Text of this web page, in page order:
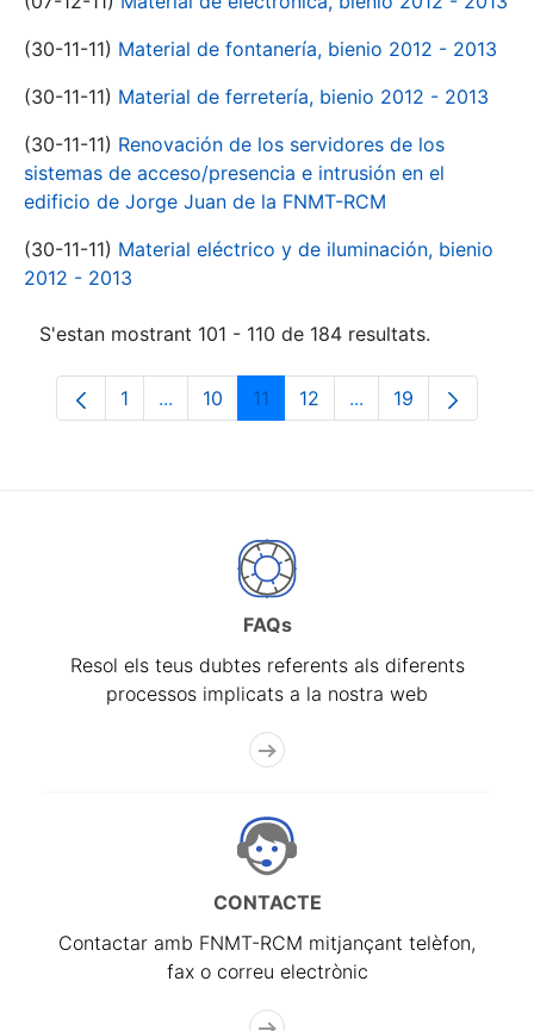
(30-11-11) Material de fontanería, bienio 2012 - 2013
(30-11-11) Material de ferretería, bienio 2012 - 2013
(30-11-11) Renovación de los servidores de los
sistemas de acceso/presencia e intrusión en el
edificio de Jorge Juan de la FNMT-RCM
(30-11-11) Material eléctrico y de iluminación, bienio
2012 - 2013
S'estan mostrant 101 - 110 de 184 resultats.
Pàgina
1 ...Pàgines intermèdies Utilitzeu TAB per
Pàgina
10 Pàgina
11 Pàgina
12 ...PàginesPàgina
19
FAQs
Resol els teus dubtes referents als diferents
processos implicats a la nostra web
CONTACTE
Contactar amb FNMT-RCM mitjançant telèfon,
fax o correu electrònic